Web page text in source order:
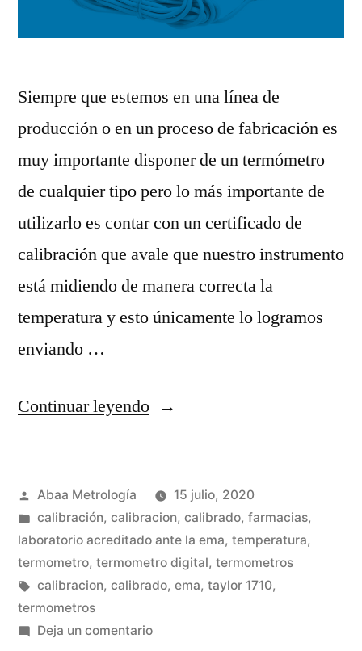
Siempre que estemos en una línea de
producción o en un proceso de fabricación es
muy importante disponer de un termómetro
de cualquier tipo pero lo más importante de
utilizarlo es contar con un certificado de
calibración que avale que nuestro instrumento
está midiendo de manera correcta la
temperatura y esto únicamente lo logramos
enviando …
Continuar leyendo“¿Qué
termómetro
debo
de
usar?”
Publicado
por
Abaa Metrología
15 julio, 2020
Publicada
en
calibración, calibracion, calibrado, farmacias,
laboratorio acreditado ante la ema, temperatura,
termometro, termometro digital, termometros
Etiquetas:
calibracion, calibrado, ema, taylor 1710,
termometros
Deja un comentarioen